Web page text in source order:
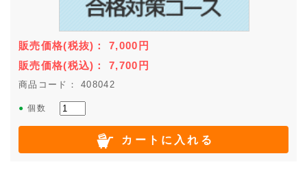
販売価格(税抜) ： 7,000 円
販売価格(税込) ： 7,700 円
商品コード： 408042
● 個数
カートに入れる